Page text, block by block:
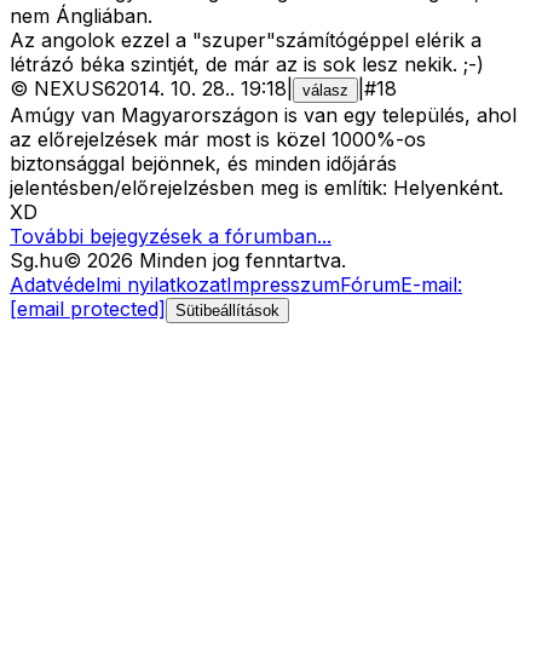
nem Ángliában.
Az angolok ezzel a "szuper"számítógéppel elérik a
létrázó béka szintjét, de már az is sok lesz nekik. ;-)
© NEXUS62014. 10. 28.. 19:18 válasz #18
Amúgy van Magyarországon is van egy település, ahol
az előrejelzések már most is közel 1000%-os
biztonsággal bejönnek, és minden időjárás
jelentésben/előrejelzésben meg is említik: Helyenként.
XD
További bejegyzések a fórumban...
Sg.hu© 2026 Minden jog fenntartva.
Adatvédelmi nyilatkozatImpresszumFórumE-mail:
[email protected]
Sütibeállítások